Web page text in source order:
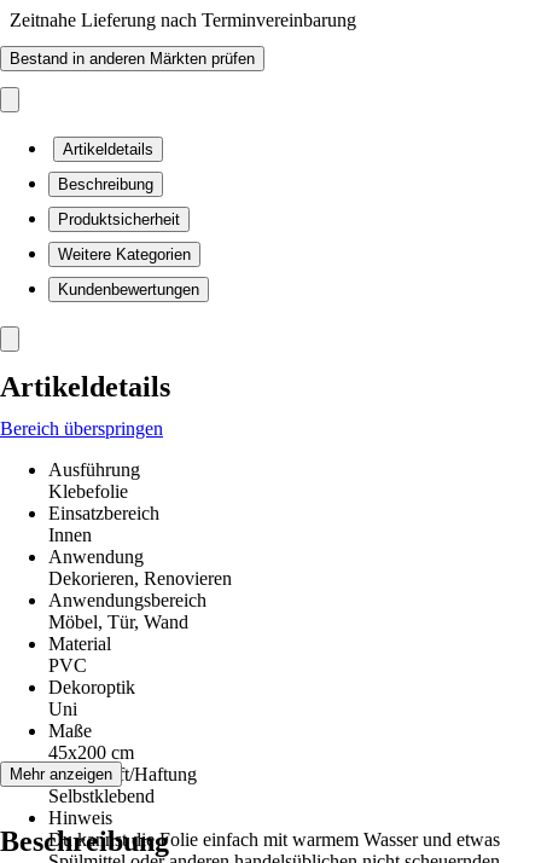
Zeitnahe Lieferung nach Terminvereinbarung
Bestand in anderen Märkten prüfen
Artikeldetails
Beschreibung
Produktsicherheit
Weitere Kategorien
Kundenbewertungen
Artikeldetails
Bereich überspringen
Ausführung
Klebefolie
Einsatzbereich
Innen
Anwendung
Dekorieren, Renovieren
Anwendungsbereich
Möbel, Tür, Wand
Material
PVC
Dekoroptik
Uni
Maße
45x200 cm
Klebekraft/Haftung
Selbstklebend
Hinweis
Du kannst die Folie einfach mit warmem Wasser und etwas
Mehr anzeigen
Beschreibung